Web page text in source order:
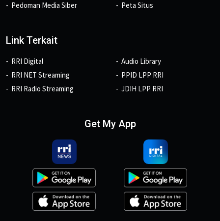
Pedoman Media Siber
Peta Situs
Link Terkait
RRI Digital
RRI NET Streaming
RRI Radio Streaming
Audio Library
PPID LPP RRI
JDIH LPP RRI
Get My App